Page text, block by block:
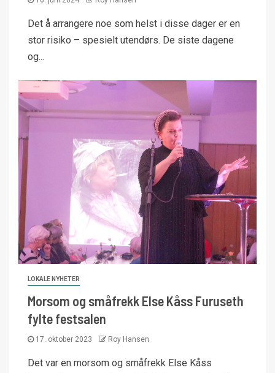
Det å arrangere noe som helst i disse dager er en
stor risiko – spesielt utendørs. De siste dagene
og...
LOKALE NYHETER
Morsom og småfrekk Else Kåss Furuseth
fylte festsalen
17. oktober 2023 Roy Hansen
Det var en morsom og småfrekk Else Kåss